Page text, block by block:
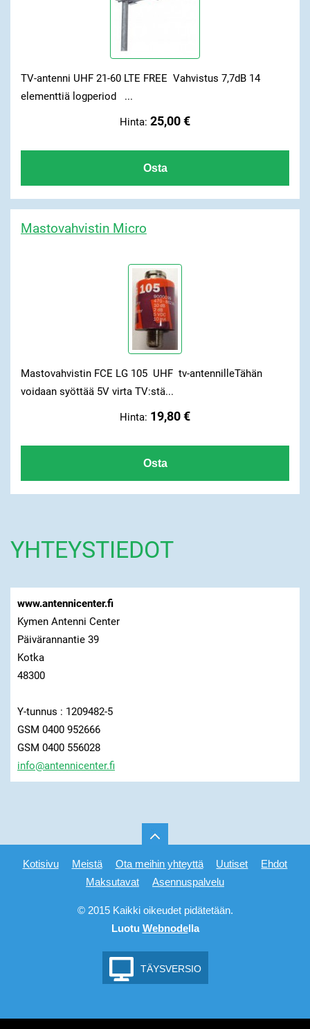
TV-antenni UHF 21-60 LTE FREE Vahvistus 7,7dB 14
elementtiä logperiod ...
Hinta: 25,00 €
Mastovahvistin Micro
Mastovahvistin FCE LG 105 UHF tv-antennilleTähän
voidaan syöttää 5V virta TV:stä...
Hinta: 19,80 €
YHTEYSTIEDOT
www.antennicenter.fi
Kymen Antenni Center
Päivärannantie 39
Kotka
48300
Y-tunnus : 1209482-5
GSM 0400 952666
GSM 0400 556028
info@antennicenter.fi
Kotisivu Meistä Ota meihin yhteyttä Uutiset
Ehdot
Maksutavat
Asennuspalvelu
© 2015 Kaikki oikeudet pidätetään.
Luotu Webnodella
TÄYSVERSIO